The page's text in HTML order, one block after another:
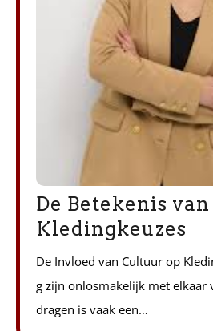
De Betekenis
Kledingkeuzes
De Invloed van Cultuur op
g zijn onlosmakelijk met elkaar
dragen is vaak een…